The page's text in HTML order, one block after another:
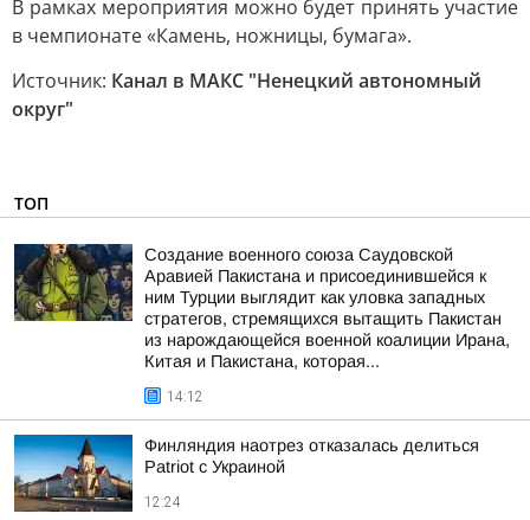
В рамках мероприятия можно будет принять участие
в чемпионате «Камень, ножницы, бумага».
Источник: Канал в МАКС "Ненецкий автономный
округ"
ТОП
Создание военного союза Саудовской
Аравией Пакистана и присоединившейся к
ним Турции выглядит как уловка западных
стратегов, стремящихся вытащить Пакистан
из нарождающейся военной коалиции Ирана,
Китая и Пакистана, которая...
14:12
Финляндия наотрез отказалась делиться
Patriot с Украиной
12:24